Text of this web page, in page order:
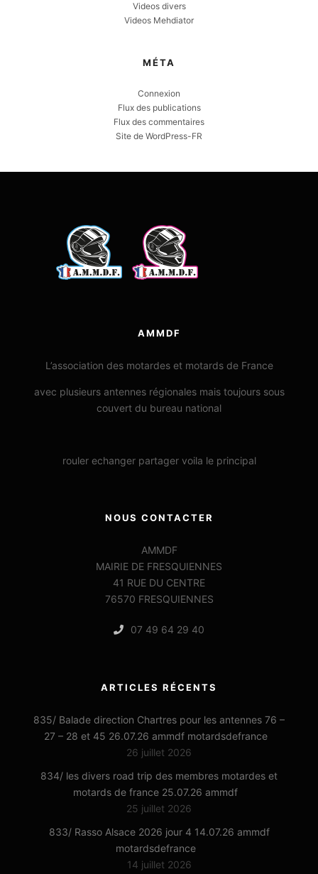
Videos divers
Videos Mehdiator
MÉTA
Connexion
Flux des publications
Flux des commentaires
Site de WordPress-FR
AMMDF
L’association des motardes et motards de France
avec plusieurs antennes régionales mais toujours sous
couvert du bureau national
rouler echanger partager voila le principal
NOUS CONTACTER
AMMDF
MAIRIE DE FRESQUIENNES
41 RUE DU CENTRE
76570 FRESQUIENNES
07 49 64 29 40
ARTICLES RÉCENTS
835/ Balade direction Chartres pour les antennes 76 –
27 – 28 et 45 26.07.26 ammdf motardsdefrance
26 juillet 2026
834/ les divers road trip des membres motardes et
motards de france 25.07.26 ammdf
25 juillet 2026
833/ Rasso Alsace 2026 jour 4 14.07.26 ammdf
motardsdefrance
14 juillet 2026